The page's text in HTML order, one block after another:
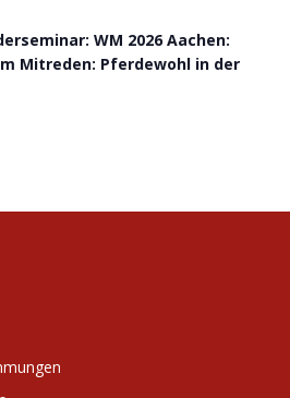
WM 2026 Aachen:
Mitreden: Pferdewohl in der